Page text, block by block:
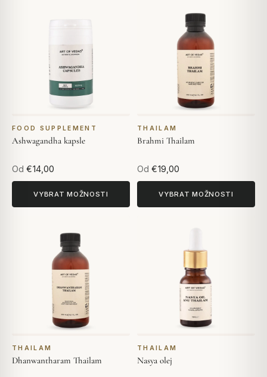
FOOD SUPPLEMENT
Ashwagandha kapsle
Od €14,00
VYBRAT MOŽNOSTI
THAILAM
Brahmi Thailam
Od €19,00
VYBRAT MOŽNOSTI
THAILAM
Dhanwantharam Thailam
THAILAM
Nasya olej